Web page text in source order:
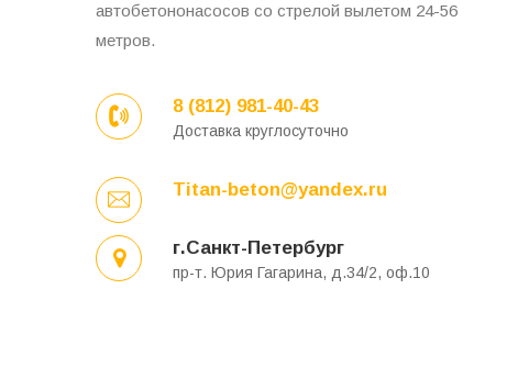
автобетононасосов со стрелой вылетом 24-56
метров.
8 (812) 981-40-43
Доставка круглосуточно
Titan-beton@yandex.ru
г.Санкт-Петербург
пр-т. Юрия Гагарина, д.34/2, оф.10